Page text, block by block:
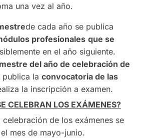
una vez al año.
de cada año se publica
profesionales que se
en el año siguiente.
del año de celebración de
publica la convocatoria de las
la inscripción a examen.
CELEBRAN LOS EXÁMENES?
celebración de los exámenes se
mes de mayo-junio.